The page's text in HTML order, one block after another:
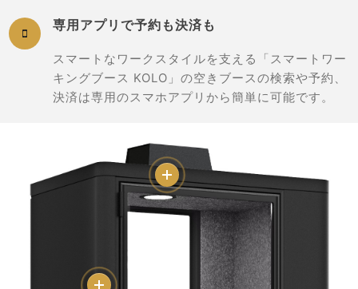

専用アプリで予約も決済も
スマートなワークスタイルを支える「スマートワー
キングブース KOLO」の空きブースの検索や予約、
決済は専用のスマホアプリから簡単に可能です。
More
More